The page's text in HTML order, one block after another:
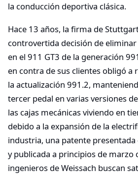
la conducción deportiva clásica.
Hace 13 años, la firma de
controvertida decisión de
en el 911 GT3 de la generación
en contra de sus clientes obligó a
la actualización 991.2,
tercer pedal en varias versiones
las cajas mecánicas viviendo en
debido a la expansión de la
industria, una patente
y publicada a principios de marzo
ingenieros de Weissach buscan